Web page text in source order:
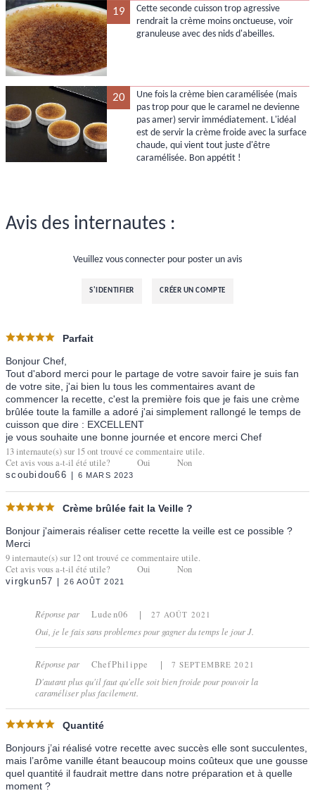
19
Cette seconde cuisson trop agressive
rendrait la crème moins onctueuse, voir
granuleuse avec des nids d'abeilles.
20
Une fois la crème bien caramélisée (mais
pas trop pour que le caramel ne devienne
pas amer) servir immédiatement. L'idéal
est de servir la crème froide avec la surface
chaude, qui vient tout juste d'être
caramélisée. Bon appétit !
Avis des internautes :
Veuillez vous connecter pour poster un avis
S'IDENTIFIER CRÉER UN COMPTE
Parfait
Bonjour Chef,
Tout d'abord merci pour le partage de votre savoir faire je suis fan
de votre site, j'ai bien lu tous les commentaires avant de
commencer la recette, c'est la première fois que je fais une crème
brûlée toute la famille a adoré j'ai simplement rallongé le temps de
cuisson que dire : EXCELLENT
je vous souhaite une bonne journée et encore merci Chef
13internaute(s) sur 15ont trouvé ce commentaire utile.
Cet avis vous a-t-il été utile?
Oui Non
scoubidou66 6 MARS 2023
Crème brûlée fait la Veille ?
Bonjour j'aimerais réaliser cette recette la veille est ce possible ?
Merci
9internaute(s) sur 12ont trouvé ce commentaire utile.
Cet avis vous a-t-il été utile?
Oui Non
virgkun57 26 AOÛT 2021
Réponse par Luden06 27 AOÛT 2021
Oui, je le fais sans problemes pour gagner du temps le jour J.
Réponse par ChefPhilippe 7 SEPTEMBRE 2021
D'autant plus qu'il faut qu'elle soit bien froide pour pouvoir la
caraméliser plus facilement.
Quantité
Bonjours j’ai réalisé votre recette avec succès elle sont succulentes,
mais l’arôme vanille étant beaucoup moins coûteux que une gousse
quel quantité il faudrait mettre dans notre préparation et à quelle
moment ?